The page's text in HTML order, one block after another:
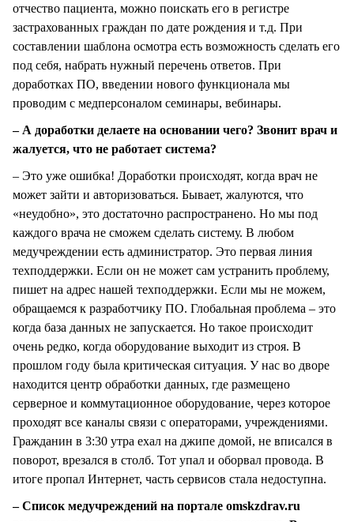
отчество пациента, можно поискать его в регистре
застрахованных граждан по дате рождения и т.д. При
составлении шаблона осмотра есть возможность сделать его
под себя, набрать нужный перечень ответов. При
доработках ПО, введении нового функционала мы
проводим с медперсоналом семинары, вебинары.
– А доработки делаете на основании чего? Звонит врач и
жалуется, что не работает система?
– Это уже ошибка! Доработки происходят, когда врач не
может зайти и авторизоваться. Бывает, жалуются, что
«неудобно», это достаточно распространено. Но мы под
каждого врача не сможем сделать систему. В любом
медучреждении есть администратор. Это первая линия
техподдержки. Если он не может сам устранить проблему,
пишет на адрес нашей техподдержки. Если мы не можем,
обращаемся к разработчику ПО. Глобальная проблема – это
когда база данных не запускается. Но такое происходит
очень редко, когда оборудование выходит из строя. В
прошлом году была критическая ситуация. У нас во дворе
находится центр обработки данных, где размещено
серверное и коммутационное оборудование, через которое
проходят все каналы связи с операторами, учреждениями.
Гражданин в 3:30 утра ехал на джипе домой, не вписался в
поворот, врезался в столб. Тот упал и оборвал провода. В
итоге пропал Интернет, часть сервисов стала недоступна.
– Список медучреждений на портале оmskzdrav.ru